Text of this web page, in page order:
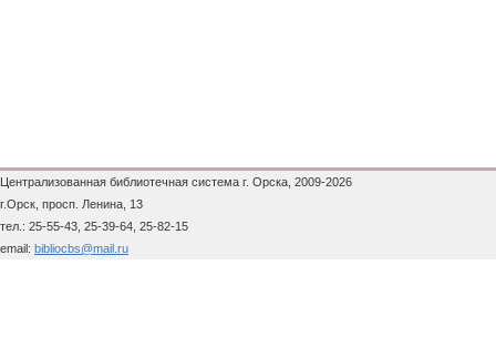
Централизованная библиотечная система г. Орска, 2009-2026
г.Орск, просп. Ленина, 13
тел.: 25-55-43, 25-39-64, 25-82-15
email: bibliocbs@mail.ru